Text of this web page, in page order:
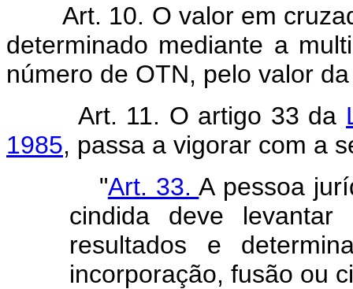
Art. 10. O valor em
determinado mediante a
número de OTN, pelo valor
Art. 11. O artigo 33 da
1985, passa a vigorar com a
"Art. 33.A pessoa
cindida deve levantar
resultados e
incorporação, fusão ou